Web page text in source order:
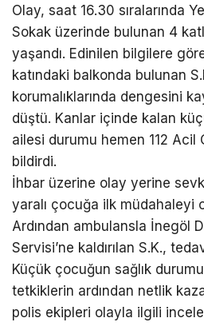
Olay, saat 16.30 sıralarında
Sokak üzerinde bulunan 4
yaşandı. Edinilen bilgilere
katındaki balkonda bulunan
korumalıklarında dengesini
düştü. Kanlar içinde kalan
ailesi durumu hemen 112 Acil
bildirdi.
İhbar üzerine olay yerine
yaralı çocuğa ilk müdahaleyi
Ardından ambulansla İnegöl
Servisi’ne kaldırılan S.K.,
Küçük çocuğun sağlık
tetkiklerin ardından netlik
polis ekipleri olayla ilgili